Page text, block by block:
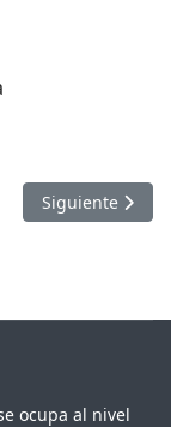
el Central
Artículo
Siguiente
ocupa al nivel